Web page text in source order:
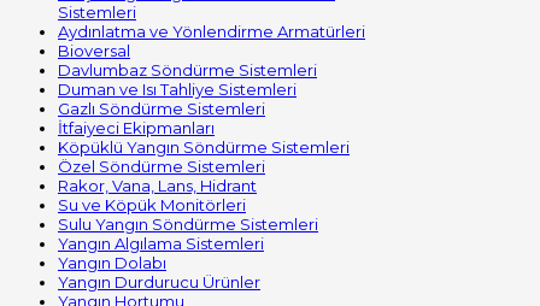
Sistemleri
Aydınlatma ve Yönlendirme Armatürleri
Bioversal
Davlumbaz Söndürme Sistemleri
Duman ve Isı Tahliye Sistemleri
Gazlı Söndürme Sistemleri
İtfaiyeci Ekipmanları
Köpüklü Yangın Söndürme Sistemleri
Özel Söndürme Sistemleri
Rakor, Vana, Lans, Hidrant
Su ve Köpük Monitörleri
Sulu Yangın Söndürme Sistemleri
Yangın Algılama Sistemleri
Yangın Dolabı
Yangın Durdurucu Ürünler
Yangın Hortumu